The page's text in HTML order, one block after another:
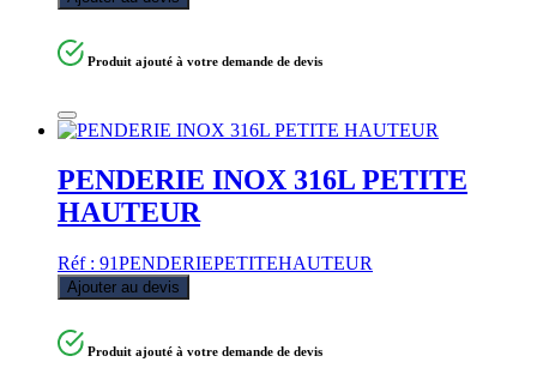
Produit ajouté à votre demande de devis
PENDERIE INOX 316L PETITE
HAUTEUR
Réf : 91PENDERIEPETITEHAUTEUR
Ajouter au devis
Produit ajouté à votre demande de devis